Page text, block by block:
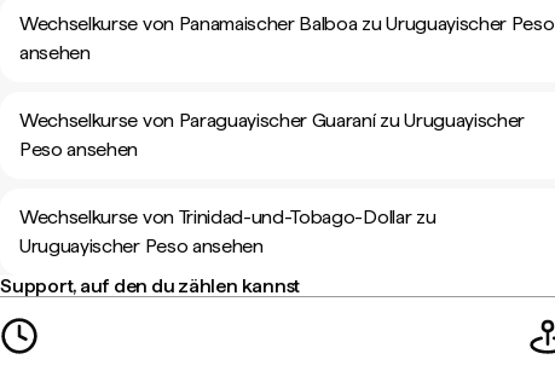
Wechselkurse von Panamaischer Balboa zu Uruguayischer Peso
ansehen
Wechselkurse von Paraguayischer Guaraní zu Uruguayischer
Peso ansehen
Wechselkurse von Trinidad-und-Tobago-Dollar zu
Uruguayischer Peso ansehen
Support, auf den du zählen kannst